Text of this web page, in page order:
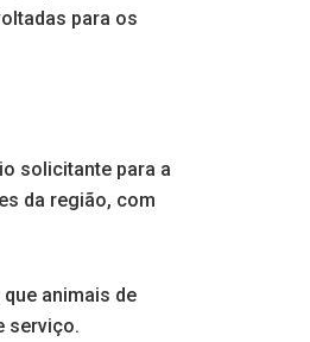
para os
solicitante para a
da região, com
animais de
serviço.